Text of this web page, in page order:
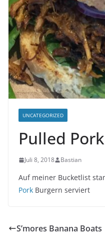
UNCATEGORIZED
Pulled
Juli 8, 2018 Bastian
Auf meiner Bucketlist
Pork Burgern serviert
S’mores Banana Boats